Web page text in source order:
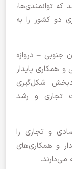
که توانمندی‌ها،
دو کشور را به
جنوبی – دروازه
و همکاری پایدار
شکل‌گیری
تجاری و رشد
و تجاری را
و همکاری‌های
می‌دارند.